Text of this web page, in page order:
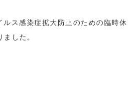
ス感染症拡大防止のための臨時休
した。